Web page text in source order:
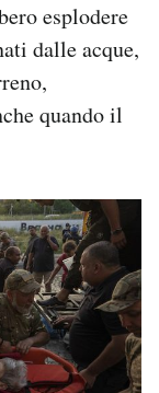
esplodere
dalle acque,
quando il